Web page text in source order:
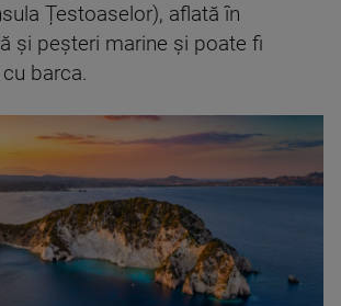
Țestoaselor), aflată în
și peșteri marine și poate fi
barca.